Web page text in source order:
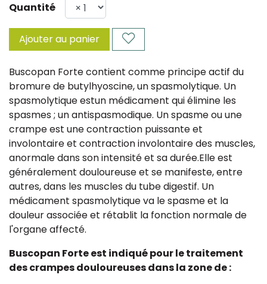
Quantité
Ajouter au panier
Buscopan Forte contient comme principe actif du
bromure de butylhyoscine, un spasmolytique. Un
spasmolytique estun médicament qui élimine les
spasmes ; un antispasmodique. Un spasme ou une
crampe est une contraction puissante et
involontaire et contraction involontaire des muscles,
anormale dans son intensité et sa durée.Elle est
généralement douloureuse et se manifeste, entre
autres, dans les muscles du tube digestif. Un
médicament spasmolytique va le spasme et la
douleur associée et rétablit la fonction normale de
l'organe affecté.
Buscopan Forte est indiqué pour le traitement
des crampes douloureuses dans la zone de :